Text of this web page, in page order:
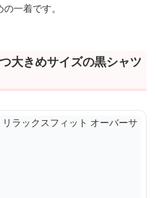
一着です。
大きめサイズの黒シャツ